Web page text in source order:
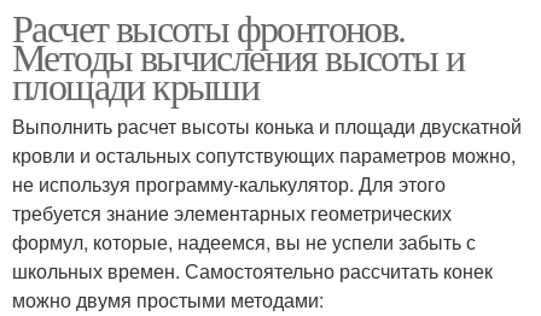
Расчет высоты фронтонов.
Методы вычисления высоты и
площади крыши
Выполнить расчет высоты конька и площади двускатной
кровли и остальных сопутствующих параметров можно,
не используя программу-калькулятор. Для этого
требуется знание элементарных геометрических
формул, которые, надеемся, вы не успели забыть с
школьных времен. Самостоятельно рассчитать конек
можно двумя простыми методами: